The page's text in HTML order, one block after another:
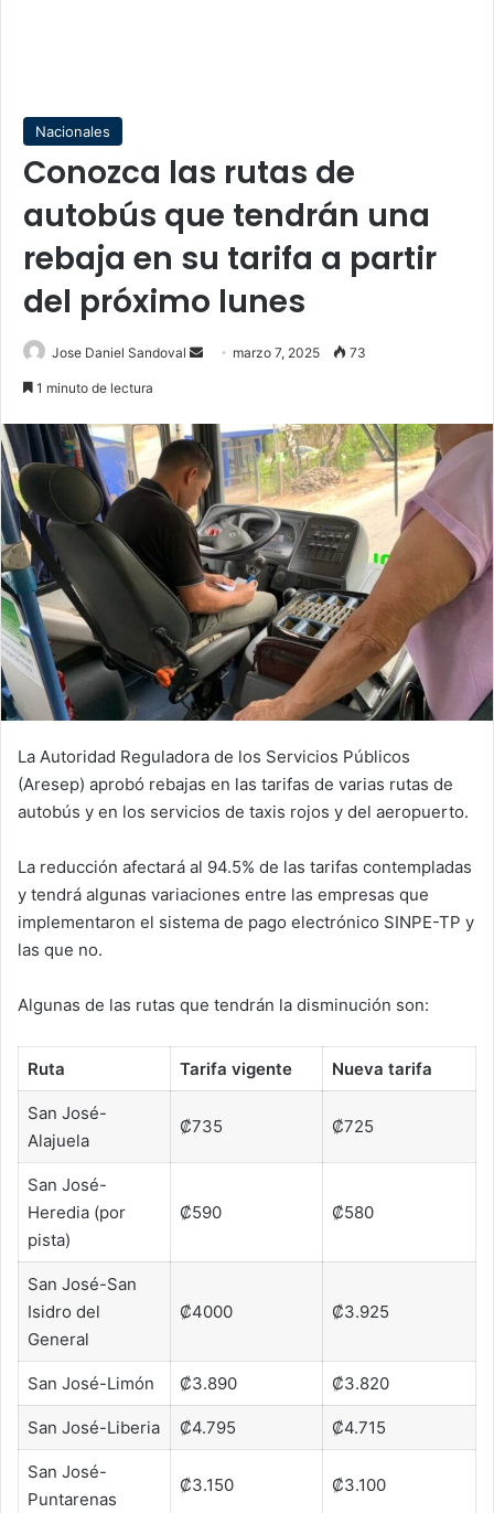
Nacionales
Conozca las rutas de
autobús que tendrán una
rebaja en su tarifa a partir
del próximo lunes
Jose Daniel Sandoval
Send marzo 7, 2025 73
1 minuto de lectura
La Autoridad Reguladora de los Servicios Públicos
(Aresep) aprobó rebajas en las tarifas de varias rutas de
autobús y en los servicios de taxis rojos y del aeropuerto.
La reducción afectará al 94.5% de las tarifas contempladas
y tendrá algunas variaciones entre las empresas que
implementaron el sistema de pago electrónico SINPE-TP y
las que no.
Algunas de las rutas que tendrán la disminución son:
Ruta Tarifa vigente Nueva tarifa
San José-
Alajuela
₡735 ₡725
San José-
Heredia (por
pista)
₡590 ₡580
San José-San
Isidro del
General
₡4000 ₡3.925
San José-Limón ₡3.890 ₡3.820
San José-Liberia ₡4.795 ₡4.715
San José-
Puntarenas
₡3.150 ₡3.100